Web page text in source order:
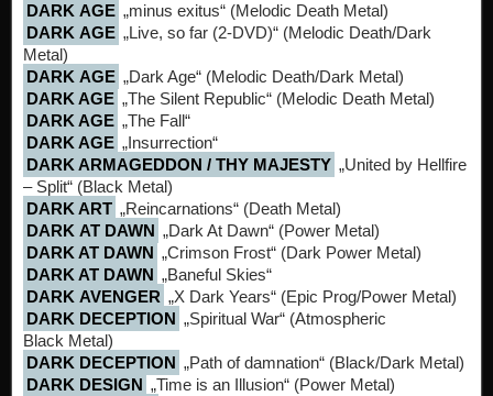
DARK AGE „minus exitus“ (Melodic Death Metal)
DARK AGE „Live, so far (2-DVD)“ (Melodic Death/Dark
Metal)
DARK AGE „Dark Age“ (Melodic Death/Dark Metal)
DARK AGE „The Silent Republic“ (Melodic Death Metal)
DARK AGE „The Fall“
DARK AGE „Insurrection“
DARK ARMAGEDDON / THY MAJESTY „United by Hellfire
– Split“ (Black Metal)
DARK ART „Reincarnations“ (Death Metal)
DARK AT DAWN „Dark At Dawn“ (Power Metal)
DARK AT DAWN „Crimson Frost“ (Dark Power Metal)
DARK AT DAWN „Baneful Skies“
DARK AVENGER „X Dark Years“ (Epic Prog/Power Metal)
DARK DECEPTION „Spiritual War“ (Atmospheric
Black Metal)
DARK DECEPTION „Path of damnation“ (Black/Dark Metal)
DARK DESIGN „Time is an Illusion“ (Power Metal)